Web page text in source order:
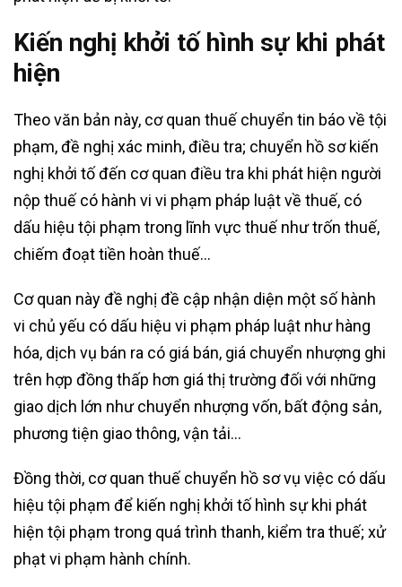
Kiến nghị khởi tố hình sự khi phát
hiện
Theo văn bản này, cơ quan thuế chuyển tin báo về tội
phạm, đề nghị xác minh, điều tra; chuyển hồ sơ kiến
nghị khởi tố đến cơ quan điều tra khi phát hiện người
nộp thuế có hành vi vi phạm pháp luật về thuế, có
dấu hiệu tội phạm trong lĩnh vực thuế như trốn thuế,
chiếm đoạt tiền hoàn thuế…
Cơ quan này đề nghị đề cập nhận diện một số hành
vi chủ yếu có dấu hiệu vi phạm pháp luật như hàng
hóa, dịch vụ bán ra có giá bán, giá chuyển nhượng ghi
trên hợp đồng thấp hơn giá thị trường đối với những
giao dịch lớn như chuyển nhượng vốn, bất động sản,
phương tiện giao thông, vận tải…
Đồng thời, cơ quan thuế chuyển hồ sơ vụ việc có dấu
hiệu tội phạm để kiến nghị khởi tố hình sự khi phát
hiện tội phạm trong quá trình thanh, kiểm tra thuế; xử
phạt vi phạm hành chính.